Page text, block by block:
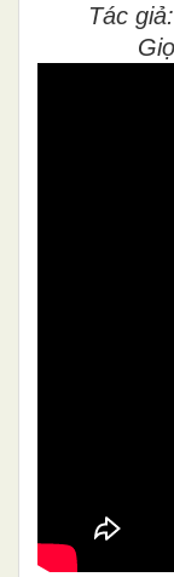
Tác